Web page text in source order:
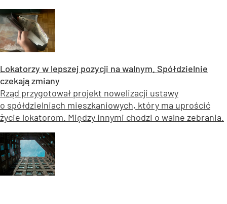
Lokatorzy w lepszej pozycji na walnym. Spółdzielnie
czekają zmiany
Rząd przygotował projekt nowelizacji ustawy
o spółdzielniach mieszkaniowych, który ma uprościć
życie lokatorom. Między innymi chodzi o walne zebrania.